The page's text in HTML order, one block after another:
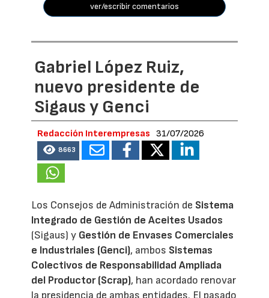
ver/escribir comentarios
Gabriel López Ruiz,
nuevo presidente de
Sigaus y Genci
Redacción Interempresas 31/07/2026
8663
Los Consejos de Administración de Sistema
Integrado de Gestión de Aceites Usados
(Sigaus) y Gestión de Envases Comerciales
e Industriales (Genci), ambos Sistemas
Colectivos de Responsabilidad Ampliada
del Productor (Scrap), han acordado renovar
la presidencia de ambas entidades. El pasado